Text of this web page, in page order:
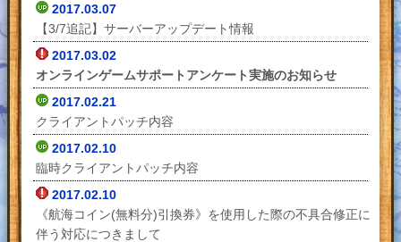
2017.03.07
【3/7追記】サーバーアップデート情報
2017.03.02
オンラインゲームサポートアンケート実施のお知らせ
2017.02.21
クライアントパッチ内容
2017.02.10
臨時クライアントパッチ内容
2017.02.10
《航海コイン(無料分)引換券》を使用した際の不具合修正に
伴う対応につきまして